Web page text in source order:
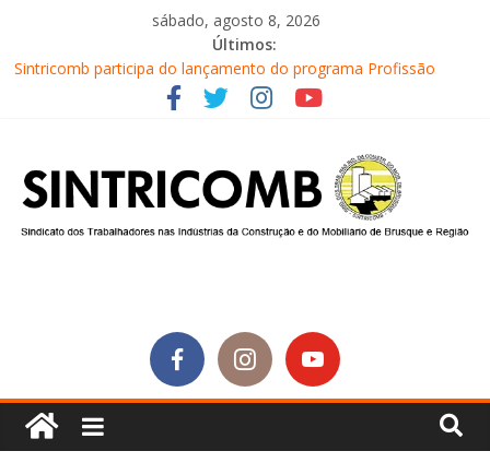
sábado, agosto 8, 2026
Últimos:
Sintricomb participa do lançamento do programa Profissão
Construir em Brusque
Equipe do SINTRICOMB realiza mais uma edição do Café na
Conselho Fiscal do SINTRICOMB realiza avaliação das contas do
sindicato
Diretores do SINTRICOMB são eleitos para a direção da Nova
Central Sindical de SC